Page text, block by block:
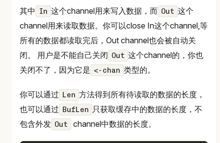
其中 In 这个channel用来写入数据，而 Out 这个
channel用来读取数据。你可以close In这个channel,等
所有的数据都读取完后，Out channel也会被自动关
闭。 用户是不能自己关闭 Out 这个channel的，你也
关闭不了，因为它是 <-chan 类型的。
你可以通过 Len 方法得到所有待读取的数据的长度，
也可以通过 BufLen 只获取缓存中的数据的长度，不
包含外发 Out channel中数据的长度。